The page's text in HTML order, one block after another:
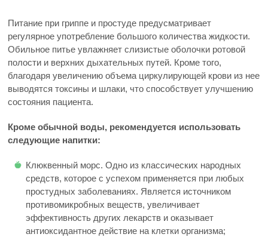
Питание при гриппе и простуде предусматривает
регулярное употребление большого количества жидкости.
Обильное питье увлажняет слизистые оболочки ротовой
полости и верхних дыхательных путей. Кроме того,
благодаря увеличению объема циркулирующей крови из нее
выводятся токсины и шлаки, что способствует улучшению
состояния пациента.
Кроме обычной воды, рекомендуется использовать
следующие напитки:
Клюквенный морс. Одно из классических народных
средств, которое с успехом применяется при любых
простудных заболеваниях. Является источником
противомикробных веществ, увеличивает
эффективность других лекарств и оказывает
антиоксидантное действие на клетки организма;